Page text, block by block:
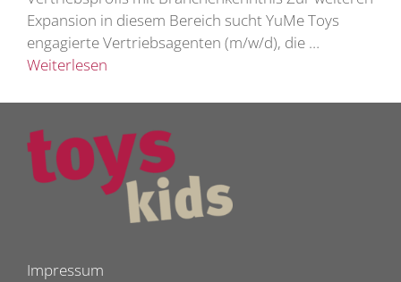
Expansion in diesem Bereich sucht YuMe Toys
engagierte Vertriebsagenten (m/w/d), die …
Weiterlesen
Impressum